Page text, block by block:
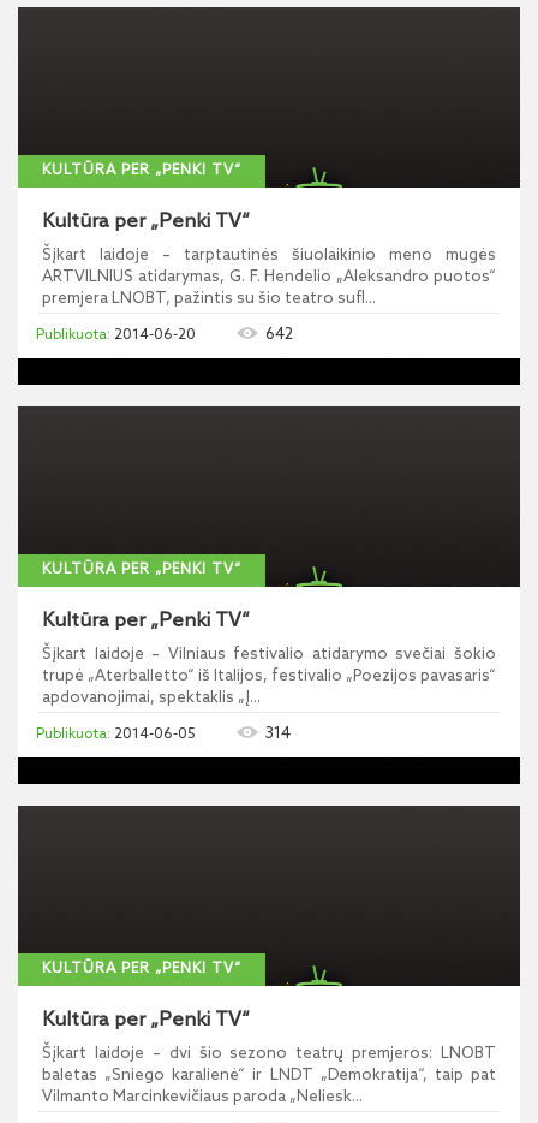
KULTŪRA PER „PENKI TV“
Kultūra per „Penki TV“
Šįkart laidoje – tarptautinės šiuolaikinio meno mugės
ARTVILNIUS atidarymas, G. F. Hendelio „Aleksandro puotos“
premjera LNOBT, pažintis su šio teatro sufl...
2014-06-20 642
KULTŪRA PER „PENKI TV“
Kultūra per „Penki TV“
Šįkart laidoje – Vilniaus festivalio atidarymo svečiai šokio
trupė „Aterballetto“ iš Italijos, festivalio „Poezijos pavasaris“
apdovanojimai, spektaklis „Į...
2014-06-05 314
KULTŪRA PER „PENKI TV“
Kultūra per „Penki TV“
Šįkart laidoje – dvi šio sezono teatrų premjeros: LNOBT
baletas „Sniego karalienė“ ir LNDT „Demokratija“, taip pat
Vilmanto Marcinkevičiaus paroda „Neliesk...